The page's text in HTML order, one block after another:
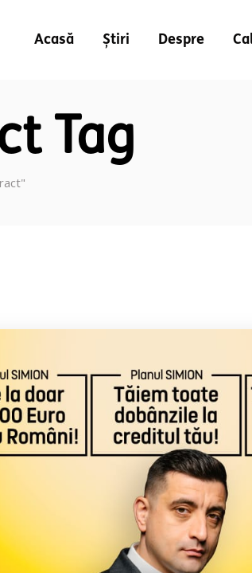
Acasă Știri Despre
Tag